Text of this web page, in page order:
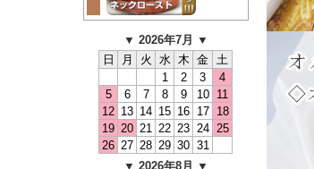
▼ 2026年7月 ▼
日
月 火 水 木 金 土
1
2 3
4
5
6 7 8 9 10
11
12 13 14 15 16 17
18
19 20 21 22 23 24 25
26 27 28 29 30 31
▼ 2026年8月 ▼